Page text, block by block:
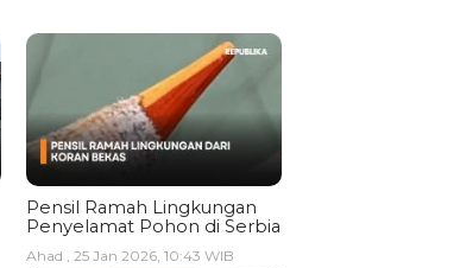
Pensil Ramah Lingkungan
Penyelamat Pohon di Serbia
Ahad , 25 Jan 2026, 10:43 WIB